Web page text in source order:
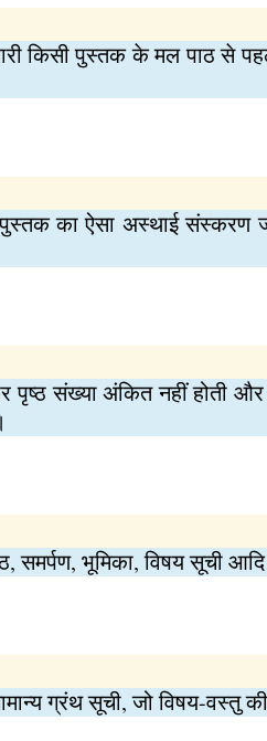
तैयारी किसी पुस्तक के मल पाठ
का ऐसा अस्थाई संस्करण
पृष्ठ संख्या अंकित नहीं होती
भूमिका, विषय सूची आदि
ग्रंथ सूची, जो विषय-वस्तु की